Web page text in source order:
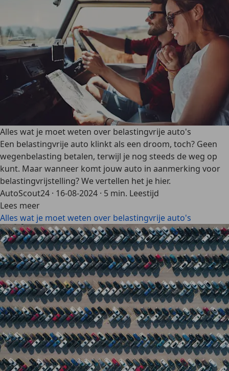
Alles wat je moet weten over belastingvrije auto's
Een belastingvrije auto klinkt als een droom, toch? Geen
wegenbelasting betalen, terwijl je nog steeds de weg op
kunt. Maar wanneer komt jouw auto in aanmerking voor
belastingvrijstelling? We vertellen het je hier.
AutoScout24 · 16-08-2024 · 5 min. Leestijd
Lees meer
Alles wat je moet weten over belastingvrije auto's